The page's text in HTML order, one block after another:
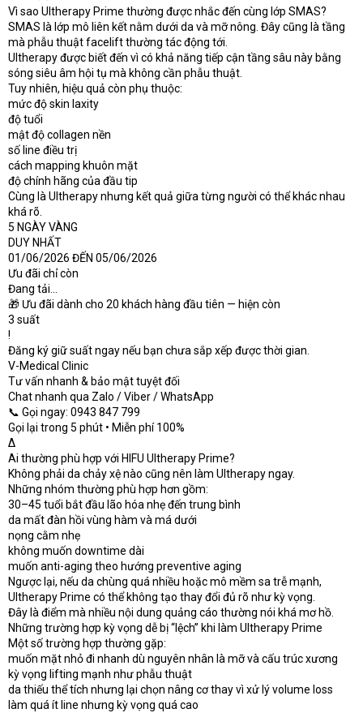
Vì sao Ultherapy Prime thường được nhắc đến cùng lớp SMAS?
SMAS là lớp mô liên kết nằm dưới da và mỡ nông. Đây cũng là tầng
mà phẫu thuật facelift thường tác động tới.
Ultherapy được biết đến vì có khả năng tiếp cận tầng sâu này bằng
sóng siêu âm hội tụ mà không cần phẫu thuật.
Tuy nhiên, hiệu quả còn phụ thuộc:
mức độ skin laxity
độ tuổi
mật độ collagen nền
số line điều trị
cách mapping khuôn mặt
độ chính hãng của đầu tip
Cùng là Ultherapy nhưng kết quả giữa từng người có thể khác nhau
khá rõ.
5 NGÀY VÀNG
DUY NHẤT
01/06/2026 ĐẾN 05/06/2026
Ưu đãi chỉ còn
Đang tải...
🎁 Ưu đãi dành cho 20 khách hàng đầu tiên — hiện còn
3 suất
!
Đăng ký giữ suất ngay nếu bạn chưa sắp xếp được thời gian.
V-Medical Clinic
Tư vấn nhanh & bảo mật tuyệt đối
Chat nhanh qua Zalo / Viber / WhatsApp
📞 Gọi ngay: 0943 847 799
Gọi lại trong 5 phút • Miễn phí 100%
Δ
Ai thường phù hợp với HIFU Ultherapy Prime?
Không phải da chảy xệ nào cũng nên làm Ultherapy ngay.
Những nhóm thường phù hợp hơn gồm:
30–45 tuổi bắt đầu lão hóa nhẹ đến trung bình
da mất đàn hồi vùng hàm và má dưới
nọng cằm nhẹ
không muốn downtime dài
muốn anti-aging theo hướng preventive aging
Ngược lại, nếu da chùng quá nhiều hoặc mô mềm sa trễ mạnh,
Ultherapy Prime có thể không tạo thay đổi đủ rõ như kỳ vọng.
Đây là điểm mà nhiều nội dung quảng cáo thường nói khá mơ hồ.
Những trường hợp kỳ vọng dễ bị “lệch” khi làm Ultherapy Prime
Một số trường hợp thường gặp:
muốn mặt nhỏ đi nhanh dù nguyên nhân là mỡ và cấu trúc xương
kỳ vọng lifting mạnh như phẫu thuật
da thiếu thể tích nhưng lại chọn nâng cơ thay vì xử lý volume loss
làm quá ít line nhưng kỳ vọng quá cao